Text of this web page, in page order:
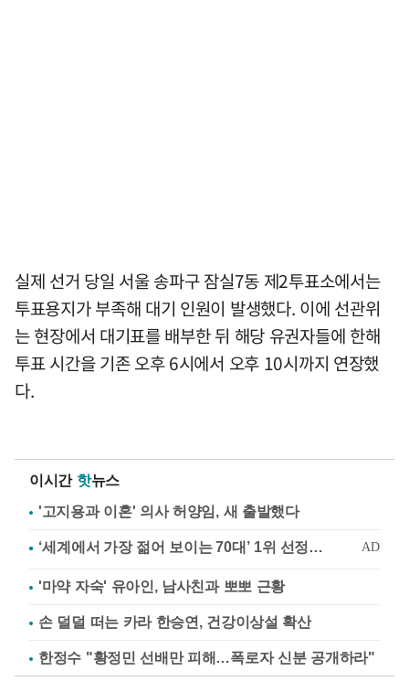
실제 선거 당일 서울 송파구 잠실7동 제2투표소에서는
투표용지가 부족해 대기 인원이 발생했다. 이에 선관위
는 현장에서 대기표를 배부한 뒤 해당 유권자들에 한해
투표 시간을 기존 오후 6시에서 오후 10시까지 연장했
다.
이시간 핫뉴스
'고지용과 이혼' 의사 허양임, 새 출발했다
'마약 자숙' 유아인, 남사친과 뽀뽀 근황
손 덜덜 떠는 카라 한승연, 건강이상설 확산
한정수 "황정민 선배만 피해…폭로자 신분 공개하라"